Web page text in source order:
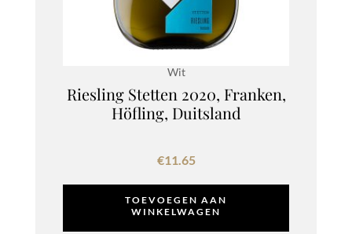
Wit
Riesling Stetten 2020, Franken,
Höfling, Duitsland
€11.65
TOEVOEGEN AAN
WINKELWAGEN